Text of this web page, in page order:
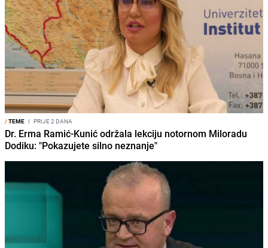
/TEME I PRIJE 2 DANA
Dr. Erma Ramić-Kunić održala lekciju notornom Miloradu
Dodiku: "Pokazujete silno neznanje"